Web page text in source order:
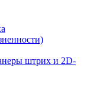
штрих и 2D-